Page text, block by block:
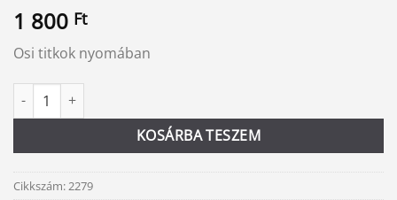
1 800 Ft
Osi titkok nyomában
Az élet virága benned él! mennyiség
KOSÁRBA TESZEM
Alternative:
Cikkszám: 2279